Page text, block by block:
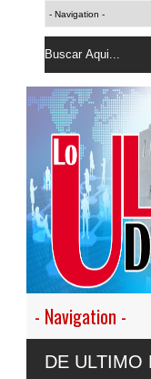
DE ULTIMO
en nuestro empeño